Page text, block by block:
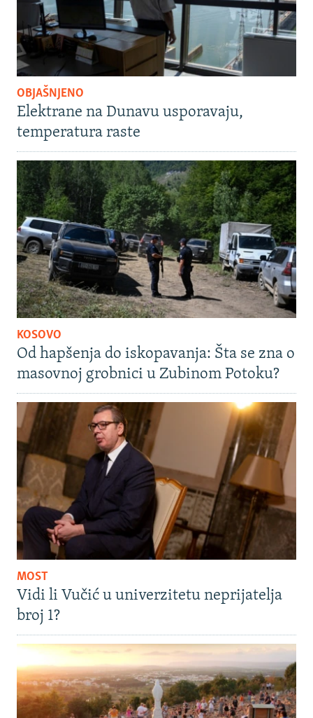
OBJAŠNJENO
Elektrane na Dunavu usporavaju,
temperatura raste
KOSOVO
Od hapšenja do iskopavanja: Šta se zna o
masovnoj grobnici u Zubinom Potoku?
MOST
Vidi li Vučić u univerzitetu neprijatelja
broj 1?